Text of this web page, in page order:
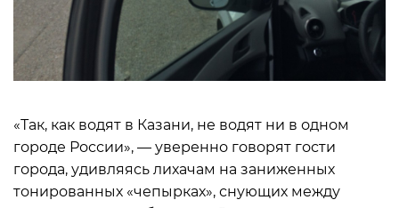
«Так, как водят в Казани, не водят ни в одном
городе России», — уверенно говорят гости
города, удивляясь лихачам на заниженных
тонированных «чепырках», снующих между